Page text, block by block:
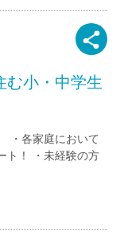
む小・中学生
・各家庭において
ト！ ・未経験の方